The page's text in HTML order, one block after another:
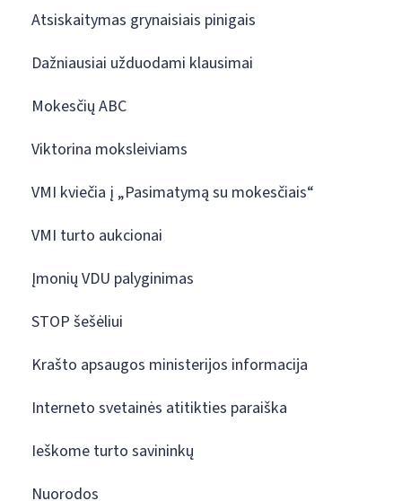
Atsiskaitymas grynaisiais pinigais
Dažniausiai užduodami klausimai
Mokesčių ABC
Viktorina moksleiviams
VMI kviečia į „Pasimatymą su mokesčiais“
VMI turto aukcionai
Įmonių VDU palyginimas
STOP šešėliui
Krašto apsaugos ministerijos informacija
Interneto svetainės atitikties paraiška
Ieškome turto savininkų
Nuorodos